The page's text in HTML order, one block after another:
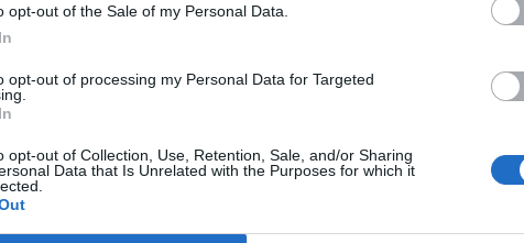
opt-out of the Sale of my Personal Data.
opt-out of processing my Personal Data for Targeted
opt-out of Collection, Use, Retention, Sale, and/or Sharing
Data that Is Unrelated with the Purposes for which it
di
click